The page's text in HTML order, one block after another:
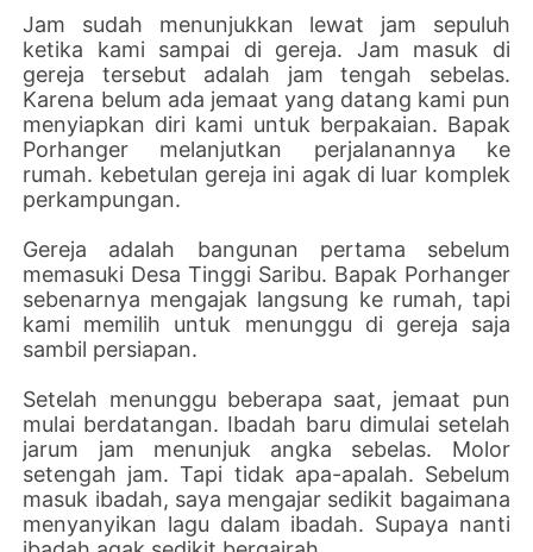
Jam sudah menunjukkan lewat jam sepuluh
ketika kami sampai di gereja. Jam masuk di
gereja tersebut adalah jam tengah sebelas.
Karena belum ada jemaat yang datang kami pun
menyiapkan diri kami untuk berpakaian. Bapak
Porhanger melanjutkan perjalanannya ke
rumah. kebetulan gereja ini agak di luar komplek
perkampungan.
Gereja adalah bangunan pertama sebelum
memasuki Desa Tinggi Saribu. Bapak Porhanger
sebenarnya mengajak langsung ke rumah, tapi
kami memilih untuk menunggu di gereja saja
sambil persiapan.
Setelah menunggu beberapa saat, jemaat pun
mulai berdatangan. Ibadah baru dimulai setelah
jarum jam menunjuk angka sebelas. Molor
setengah jam. Tapi tidak apa-apalah. Sebelum
masuk ibadah, saya mengajar sedikit bagaimana
menyanyikan lagu dalam ibadah. Supaya nanti